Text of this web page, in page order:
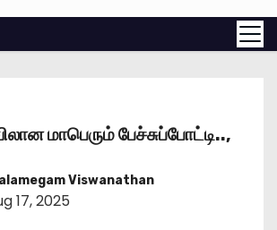
மாபெரும் பேச்சுப்போட்டி..,
Viswanathan
17, 2025